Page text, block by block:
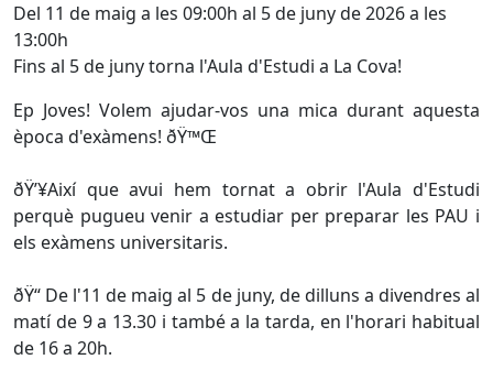
Del 11 de maig a les 09:00h al 5 de juny de 2026 a les
13:00h
Fins al 5 de juny torna l'Aula d'Estudi a La Cova!
Ep Joves! Volem ajudar-vos una mica durant aquesta
època d'exàmens! ðŸ™Œ
ðŸ’¥Així que avui hem tornat a obrir l'Aula d'Estudi
perquè pugueu venir a estudiar per preparar les PAU i
els exàmens universitaris.
ðŸ“ De l'11 de maig al 5 de juny, de dilluns a divendres al
matí de 9 a 13.30 i també a la tarda, en l'horari habitual
de 16 a 20h.